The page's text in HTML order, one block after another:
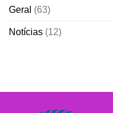
Geral (63)
Notícias (12)